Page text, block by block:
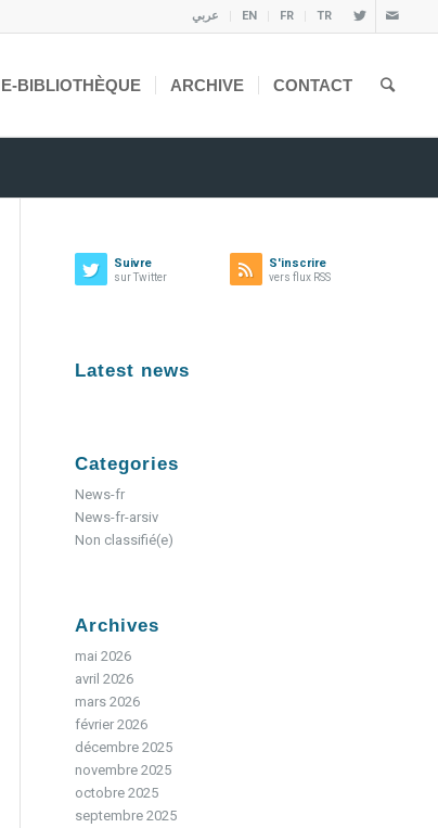
عربي EN FR TR
E-BIBLIOTHÈQUE ARCHIVE CONTACT
Suivre
sur Twitter
S'inscrire
vers flux RSS
Latest news
Categories
News-fr
News-fr-arsiv
Non classifié(e)
Archives
mai 2026
avril 2026
mars 2026
février 2026
décembre 2025
novembre 2025
octobre 2025
septembre 2025